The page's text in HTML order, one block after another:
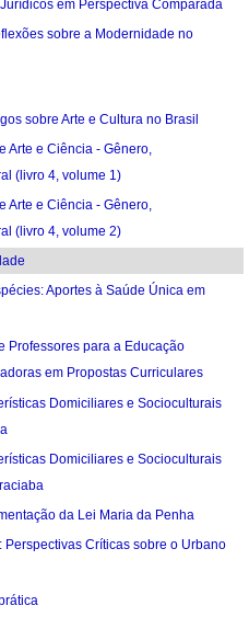
em Perspectiva Comparada
sobre a Modernidade no
sobre Arte e Cultura no Brasil
Arte e Ciência - Gênero,
(livro 4, volume 1)
Arte e Ciência - Gênero,
(livro 4, volume 2)
Aportes à Saúde Única em
Professores para a Educação
em Propostas Curriculares
Domiciliares e Socioculturais
Domiciliares e Socioculturais
da Lei Maria da Penha
Críticas sobre o Urbano